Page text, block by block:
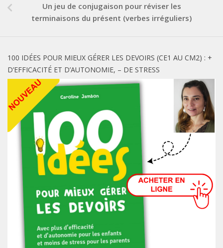
Un jeu de conjugaison pour réviser les
terminaisons du présent (verbes irréguliers)
100 IDÉES POUR MIEUX GÉRER LES DEVOIRS (CE1 AU CM2) : +
D’EFFICACITÉ ET D’AUTONOMIE, – DE STRESS